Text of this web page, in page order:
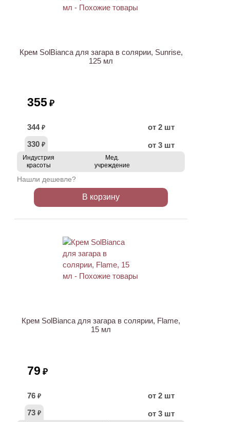
Крем SolBianca для загара в солярии, Sunrise,
125 мл
355 ₽
344 ₽
от 2 шт
330 ₽ от 3 шт
Индустрия
красоты
Мед.
учреждение
Нашли дешевле?
В корзину
Крем SolBianca для загара в солярии, Flame,
15 мл
79 ₽
76 ₽
от 2 шт
73 ₽ от 3 шт